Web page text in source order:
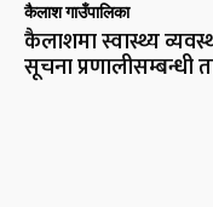
कैलाश गाउँपालिका
कैलाशमा स्वास्थ्य
सूचना प्रणालीसम्बन्धी